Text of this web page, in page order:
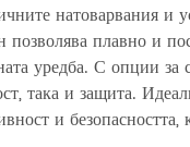
натоварвания и
плавно и
уредба. С опции
така и защита.
и